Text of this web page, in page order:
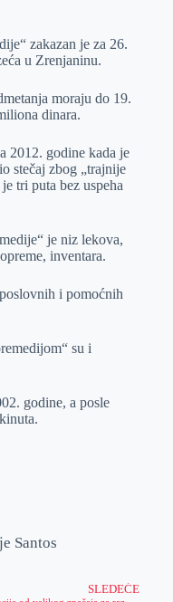
zakazan je za 26.
u Zrenjaninu.
moraju do 19.
dinara.
2012. godine kada je
stečaj zbog „trajnije
tri puta bez uspeha
je niz lekova,
inventara.
i pomoćnih
su i
godine, a posle
Santos
SLEDEĆE